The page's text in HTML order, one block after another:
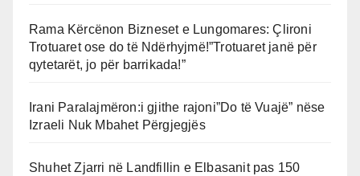
Rama Kërcënon Bizneset e Lungomares: Çlironi
Trotuaret ose do të Ndërhyjmë!”Trotuaret janë për
qytetarët, jo për barrikada!”
Irani Paralajmëron:i gjithe rajoni”Do të Vuajë” nëse
Izraeli Nuk Mbahet Përgjegjës
Shuhet Zjarri në Landfillin e Elbasanit pas 150